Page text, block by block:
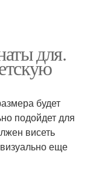
для.
будет
подойдет для
висеть
еще